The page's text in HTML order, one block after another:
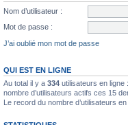
Nom d’utilisateur :
Mot de passe :
J’ai oublié mon mot de passe
QUI EST EN LIGNE
Au total il y a 334 utilisateurs en ligne
nombre d’utilisateurs actifs ces 15
Le record du nombre d’utilisateurs